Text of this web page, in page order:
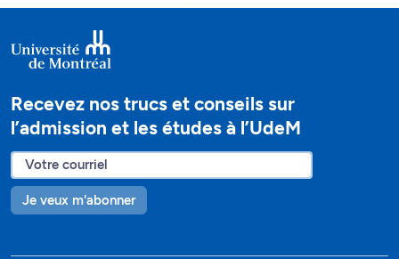
Recevez nos trucs et conseils sur
l’admission et les études à l’UdeM
Je veux m'abonner